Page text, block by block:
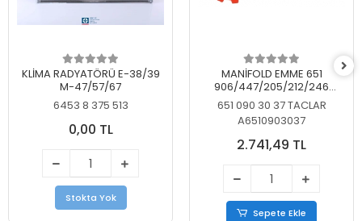
KLİMA RADYATÖRÜ E-38/39
M-47/57/67
6453 8 375 513
0,00 TL
Stokta Yok
MANİFOLD EMME 651
906/447/205/212/246
KELEBEKSİZ
651 090 30 37 TACLAR
A6510903037
2.741,49 TL
Sepete Ekle